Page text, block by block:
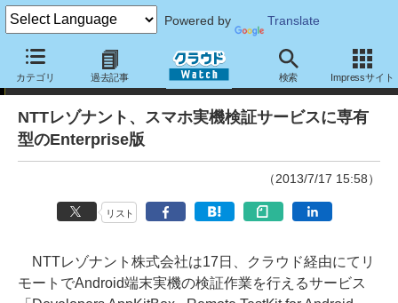
Powered by Translate
カテゴリ 過去記事 検索 Impressサイト
ニュース
NTTレゾナント、スマホ実機検証サービスに専有
型のEnterprise版
（2013/7/17 15:58）
リスト
NTTレゾナント株式会社は17日、クラウド経由にてリ
モートでAndroid端末実機の検証作業を行えるサービス